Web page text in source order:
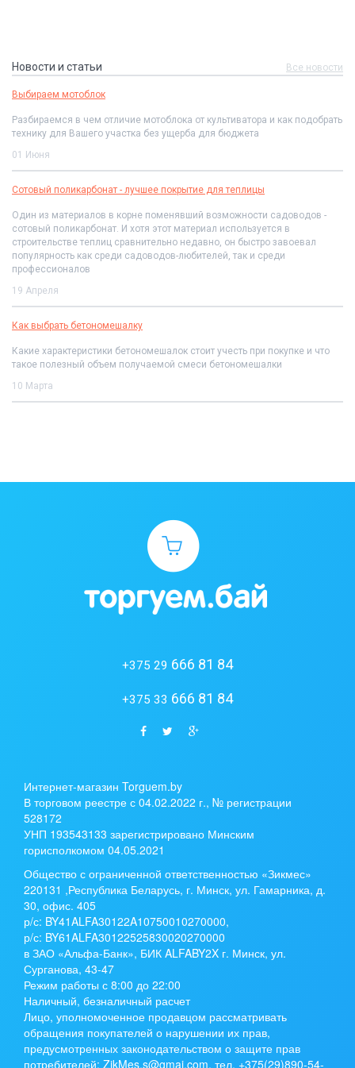
Новости и статьи Все новости
Выбираем мотоблок
Разбираемся в чем отличие мотоблока от культиватора и как подобрать
технику для Вашего участка без ущерба для бюджета
01 Июня
Сотовый поликарбонат - лучшее покрытие для теплицы
Один из материалов в корне поменявший возможности садоводов -
сотовый поликарбонат. И хотя этот материал используется в
строительстве теплиц сравнительно недавно, он быстро завоевал
популярность как среди садоводов-любителей, так и среди
профессионалов
19 Апреля
Как выбрать бетономешалку
Какие характеристики бетономешалок стоит учесть при покупке и что
такое полезный объем получаемой смеси бетономешалки
10 Марта
+375 29 666 81 84
+375 33 666 81 84
Интернет-магазин Torguem.by
В торговом реестре с 04.02.2022 г., № регистрации
528172
УНП 193543133 зарегистрировано Минским
горисполкомом 04.05.2021
Общество с ограниченной ответственностью «Зикмес»
220131 ,Республика Беларусь, г. Минск, ул. Гамарника, д.
30, офис. 405
р/с: BY41ALFA30122A10750010270000,
р/с: BY61ALFA30122525830020270000
в ЗАО «Альфа-Банк», БИК ALFABY2X г. Минск, ул.
Сурганова, 43-47
Режим работы с 8:00 до 22:00
Наличный, безналичный расчет
Лицо, уполномоченное продавцом рассматривать
обращения покупателей о нарушении их прав,
предусмотренных законодательством о защите прав
потребителей: ZikMes.s@gmai.com, тел. +375(29)890-54-